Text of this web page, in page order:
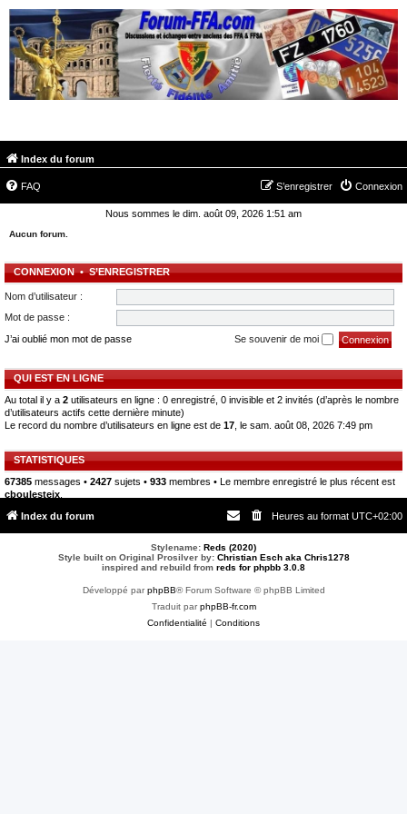
Index du forum
FAQ Connexion
S’enregistrer
Nous sommes le dim. août 09, 2026 1:51 am
Aucun forum.
CONNEXION•S’ENREGISTRER
Nom d’utilisateur :
Mot de passe :
J’ai oublié mon mot de passe
Se souvenir de moi
QUI EST EN LIGNE
Au total il y a 2 utilisateurs en ligne : 0 enregistré, 0 invisible et 2 invités (d’après le nombre
d’utilisateurs actifs cette dernière minute)
Le record du nombre d’utilisateurs en ligne est de 17 , le sam. août 08, 2026 7:49 pm
STATISTIQUES
67385 messages • 2427 sujets • 933 membres • Le membre enregistré le plus récent est
cboulesteix
Index du forum
Heures au format UTC+02:00
Stylename: Reds (2020)
Style built on Original Prosilver by: Christian Esch aka Chris1278
inspired and rebuild from reds for phpbb 3.0.8
Développé parphpBB® Forum Software © phpBB Limited
Traduit parphpBB-fr.com
Confidentialité | Conditions